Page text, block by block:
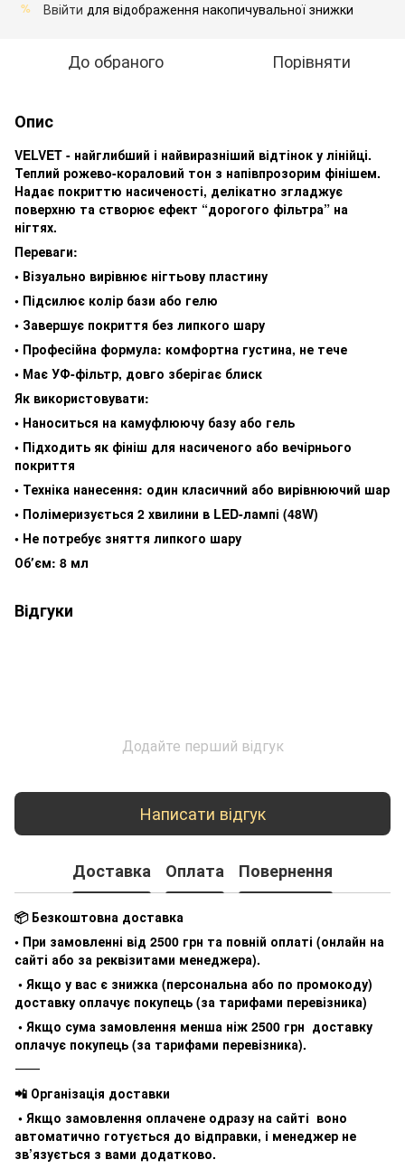
% Ввійти для відображення накопичувальної знижки
До обраного Порівняти
Опис
VELVET - найглибший і найвиразніший відтінок у лінійці.
Теплий рожево-кораловий тон з напівпрозорим фінішем.
Надає покриттю насиченості, делікатно згладжує
поверхню та створює ефект “дорогого фільтра” на
нігтях.
Переваги:
• Візуально вирівнює нігтьову пластину
• Підсилює колір бази або гелю
• Завершує покриття без липкого шару
• Професійна формула: комфортна густина, не тече
• Має УФ-фільтр, довго зберігає блиск
Як використовувати:
• Наноситься на камуфлюючу базу або гель
• Підходить як фініш для насиченого або вечірнього
покриття
• Техніка нанесення: один класичний або вирівнюючий шар
• Полімеризується 2 хвилини в LED-лампі (48W)
• Не потребує зняття липкого шару
Обʼєм: 8 мл
Відгуки
Додайте перший відгук
Написати відгук
Доставка Оплата Повернення
📦 Безкоштовна доставка
• При замовленні від 2500 грн та повній оплаті (онлайн на
сайті або за реквізитами менеджера).
• Якщо у вас є знижка (персональна або по промокоду)
доставку оплачує покупець (за тарифами перевізника)
• Якщо сума замовлення менша ніж 2500 грн доставку
оплачує покупець (за тарифами перевізника).
⸻
📲 Організація доставки
• Якщо замовлення оплачене одразу на сайті воно
автоматично готується до відправки, і менеджер не
зв’язується з вами додатково.